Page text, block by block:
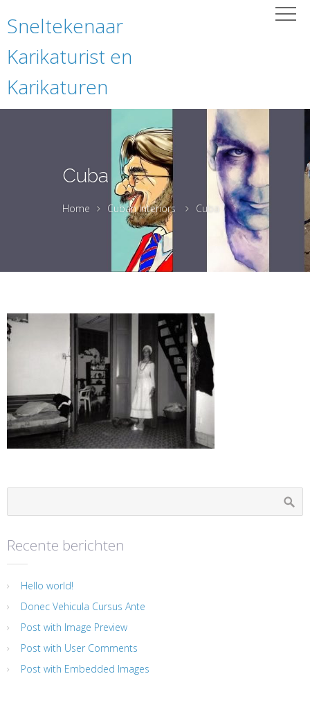
Sneltekenaar
Karikaturist en
Karikaturen
Cuba
Home Cuban Interiors Cuba
Recente berichten
Hello world!
Donec Vehicula Cursus Ante
Post with Image Preview
Post with User Comments
Post with Embedded Images